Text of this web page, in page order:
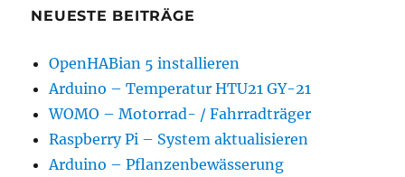
NEUESTE BEITRÄGE
OpenHABian 5 installieren
Arduino – Temperatur HTU21 GY-21
WOMO – Motorrad- / Fahrradträger
Raspberry Pi – System aktualisieren
Arduino – Pflanzenbewässerung